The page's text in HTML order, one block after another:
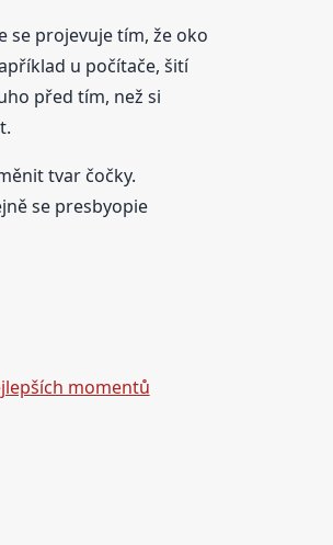
se projevuje tím, že oko
u počítače, šití
před tím, než si
tvar čočky.
se presbyopie
momentů